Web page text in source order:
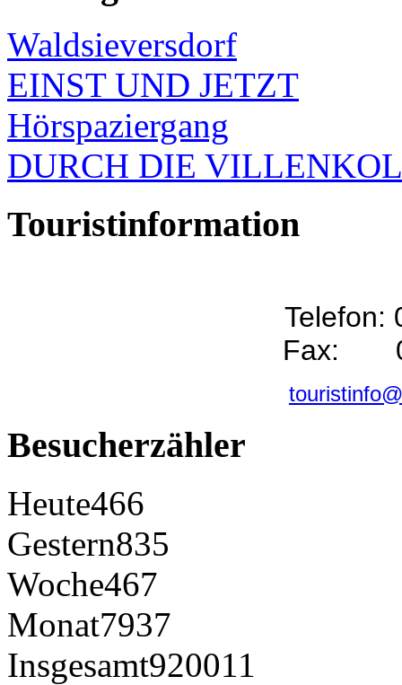
Waldsieversdorf
EINST UND JETZT
Hörspaziergang
DURCH DIE
Touristinformation
Telefon:
Fax:
Besucherzähler
Heute466
Gestern835
Woche467
Monat7937
Insgesamt920011